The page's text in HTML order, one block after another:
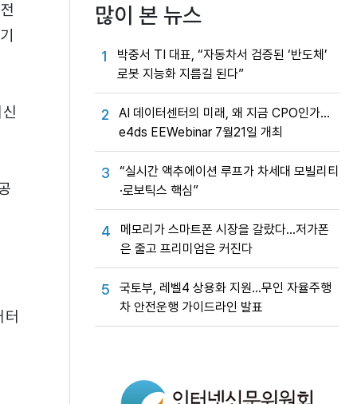
많이 본 뉴스
1
박중서 TI 대표, “자동차서 검증된 ‘반도체’
로봇 지능화 지름길 된다”
2
AI 데이터센터의 미래, 왜 지금 CPO인가…
e4ds EEWebinar 7월21일 개최
3
“실시간 액추에이션 루프가 차세대 모빌리티
·로보틱스 핵심”
4
메모리가 스마트폰 시장을 갈랐다…저가폰
은 줄고 프리미엄은 커진다
5
국토부, 레벨4 상용화 지원…무인 자율주행
차 안전운행 가이드라인 발표